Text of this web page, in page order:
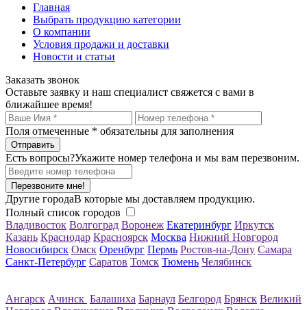
Главная
Выбрать продукцию категории
О компании
Условия продажи и доставки
Новости и статьи
Заказать звонок
Оставьте заявку и наш специалист свяжется с вами в
ближайшее время!
Поля отмеченные * обязательны для заполнения
Есть вопросы?Укажите номер телефона и мы вам перезвоним.
Перезвоните мне!
Другие городаВ которые мы доставляем продукцию.
Полный список городов
Владивосток Волгоград Воронеж Екатеринбург Иркутск
Казань Краснодар Красноярск Москва Нижний Новгород
Новосибирск Омск Оренбург Пермь Ростов-на-Дону Самара
Санкт-Петербург Саратов Томск Тюмень Челябинск
Ангарск Ачинск Балашиха Барнаул Белгород Брянск Великий